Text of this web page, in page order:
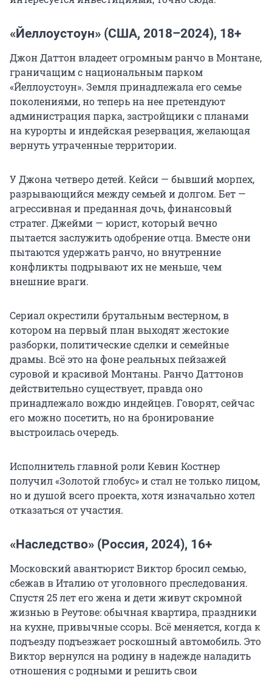
«Йеллоустоун» (США, 2018–2024), 18+
Джон Даттон владеет огромным ранчо в Монтане,
граничащим с национальным парком
«Йеллоустоун». Земля принадлежала его семье
поколениями, но теперь на нее претендуют
администрация парка, застройщики с планами
на курорты и индейская резервация, желающая
вернуть утраченные территории.
У Джона четверо детей. Кейси — бывший морпех,
разрывающийся между семьей и долгом. Бет —
агрессивная и преданная дочь, финансовый
стратег. Джейми — юрист, который вечно
пытается заслужить одобрение отца. Вместе они
пытаются удержать ранчо, но внутренние
конфликты подрывают их не меньше, чем
внешние враги.
Сериал окрестили брутальным вестерном, в
котором на первый план выходят жестокие
разборки, политические сделки и семейные
драмы. Всё это на фоне реальных пейзажей
суровой и красивой Монтаны. Ранчо Даттонов
действительно существует, правда оно
принадлежало вождю индейцев. Говорят, сейчас
его можно посетить, но на бронирование
выстроилась очередь.
Исполнитель главной роли Кевин Костнер
получил «Золотой глобус» и стал не только лицом,
но и душой всего проекта, хотя изначально хотел
отказаться от участия.
«Наследство» (Россия, 2024), 16+
Московский авантюрист Виктор бросил семью,
сбежав в Италию от уголовного преследования.
Спустя 25 лет его жена и дети живут скромной
жизнью в Реутове: обычная квартира, праздники
на кухне, привычные ссоры. Всё меняется, когда к
подъезду подъезжает роскошный автомобиль. Это
Виктор вернулся на родину в надежде наладить
отношения с родными и решить свои